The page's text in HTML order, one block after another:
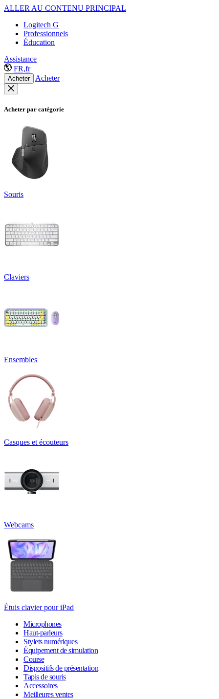
ALLER AU CONTENU PRINCIPAL
Logitech G
Professionnels
Éducation
Assistance
FR,fr
Acheter Acheter
Acheter par catégorie
Souris
Claviers
Ensembles
Casques et écouteurs
Webcams
Étuis clavier pour iPad
Microphones
Haut-parleurs
Stylets numériques
Équipement de simulation
Course
Dispositifs de présentation
Tapis de souris
Accessoires
Meilleures ventes